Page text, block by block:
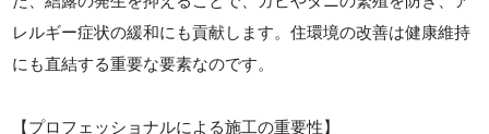
レルギー症状の緩和にも貢献します。住環境の改善は健康維持
にも直結する重要な要素なのです。
【プロフェッショナルによる施工の重要性】